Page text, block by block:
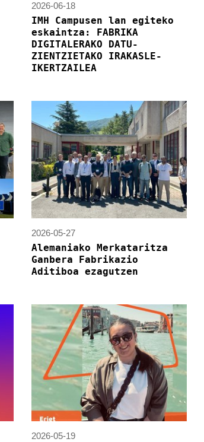
2026-06-18
IMH Campusen lan egiteko
eskaintza: FABRIKA
DIGITALERAKO DATU-
ZIENTZIETAKO IRAKASLE-
IKERTZAILEA
2026-05-27
Alemaniako Merkataritza
Ganbera Fabrikazio
Aditiboa ezagutzen
2026-05-19